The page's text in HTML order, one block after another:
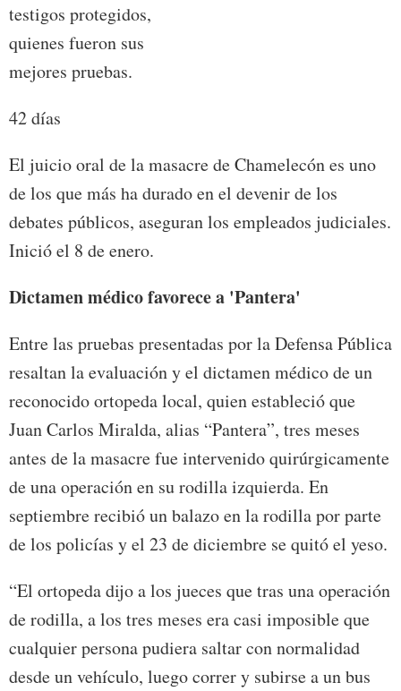
testigos protegidos,
quienes fueron sus
mejores pruebas.
42 días
El juicio oral de la masacre de Chamelecón es uno
de los que más ha durado en el devenir de los
debates públicos, aseguran los empleados judiciales.
Inició el 8 de enero.
Dictamen médico favorece a 'Pantera'
Entre las pruebas presentadas por la Defensa Pública
resaltan la evaluación y el dictamen médico de un
reconocido ortopeda local, quien estableció que
Juan Carlos Miralda, alias “Pantera”, tres meses
antes de la masacre fue intervenido quirúrgicamente
de una operación en su rodilla izquierda. En
septiembre recibió un balazo en la rodilla por parte
de los policías y el 23 de diciembre se quitó el yeso.
“El ortopeda dijo a los jueces que tras una operación
de rodilla, a los tres meses era casi imposible que
cualquier persona pudiera saltar con normalidad
desde un vehículo, luego correr y subirse a un bus